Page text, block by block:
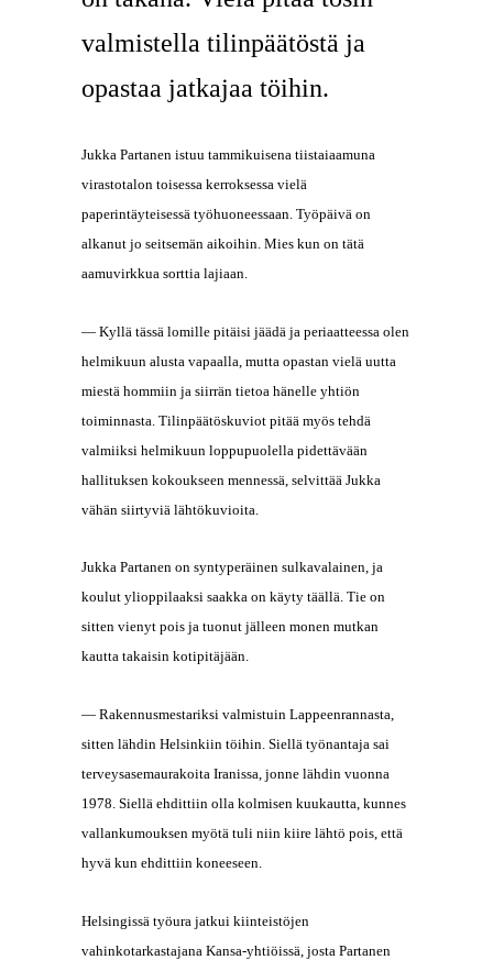
valmistella tilinpäätöstä ja
opastaa jatkajaa töihin.
Jukka Partanen istuu tammikuisena tiistaiaamuna
virastotalon toisessa kerroksessa vielä
paperintäyteisessä työhuoneessaan. Työpäivä on
alkanut jo seitsemän aikoihin. Mies kun on tätä
aamuvirkkua sorttia lajiaan.
— Kyllä tässä lomille pitäisi jäädä ja periaatteessa olen
helmikuun alusta vapaalla, mutta opastan vielä uutta
miestä hommiin ja siirrän tietoa hänelle yhtiön
toiminnasta. Tilinpäätöskuviot pitää myös tehdä
valmiiksi helmikuun loppupuolella pidettävään
hallituksen kokoukseen mennessä, selvittää Jukka
vähän siirtyviä lähtökuvioita.
Jukka Partanen on syntyperäinen sulkavalainen, ja
koulut ylioppilaaksi saakka on käyty täällä. Tie on
sitten vienyt pois ja tuonut jälleen monen mutkan
kautta takaisin kotipitäjään.
— Rakennusmestariksi valmistuin Lappeenrannasta,
sitten lähdin Helsinkiin töihin. Siellä työnantaja sai
terveysasemaurakoita Iranissa, jonne lähdin vuonna
1978. Siellä ehdittiin olla kolmisen kuukautta, kunnes
vallankumouksen myötä tuli niin kiire lähtö pois, että
hyvä kun ehdittiin koneeseen.
Helsingissä työura jatkui kiinteistöjen
vahinkotarkastajana Kansa-yhtiöissä, josta Partanen